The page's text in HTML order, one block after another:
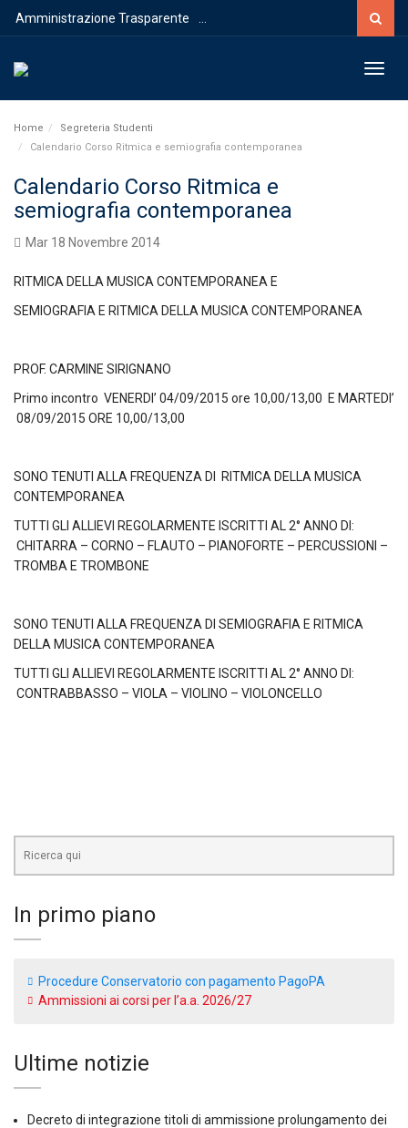
Amministrazione Trasparente
Home
Segreteria Studenti
Calendario Corso Ritmica e semiografia contemporanea
Calendario Corso Ritmica e
semiografia contemporanea
Mar 18 Novembre 2014
RITMICA DELLA MUSICA CONTEMPORANEA E
SEMIOGRAFIA E RITMICA DELLA MUSICA CONTEMPORANEA
PROF. CARMINE SIRIGNANO
Primo incontro VENERDI’ 04/09/2015 ore 10,00/13,00 E MARTEDI’
08/09/2015 ORE 10,00/13,00
SONO TENUTI ALLA FREQUENZA DI RITMICA DELLA MUSICA
CONTEMPORANEA
TUTTI GLI ALLIEVI REGOLARMENTE ISCRITTI AL 2° ANNO DI:
CHITARRA – CORNO – FLAUTO – PIANOFORTE – PERCUSSIONI –
TROMBA E TROMBONE
SONO TENUTI ALLA FREQUENZA DI SEMIOGRAFIA E RITMICA
DELLA MUSICA CONTEMPORANEA
TUTTI GLI ALLIEVI REGOLARMENTE ISCRITTI AL 2° ANNO DI:
CONTRABBASSO – VIOLA – VIOLINO – VIOLONCELLO
In primo piano
Procedure Conservatorio con pagamento PagoPA
Ammissioni ai corsi per l’a.a. 2026/27
Ultime notizie
Decreto di integrazione titoli di ammissione prolungamento dei